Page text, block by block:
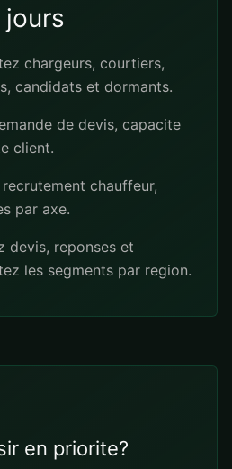
jours
chargeurs, courtiers,
candidats et dormants.
de devis, capacite
client.
chauffeur,
par axe.
devis, reponses et
les segments par region.
en priorite?